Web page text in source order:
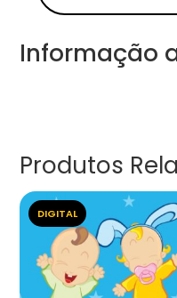
Informação
Produtos
DIGITAL